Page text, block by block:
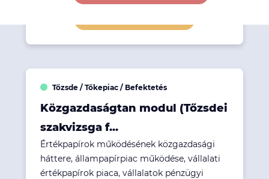
Tőzsde / Tőkepiac / Befektetés
Közgazdaságtan modul (Tőzsdei
szakvizsga f...
Értékpapírok működésének közgazdasági
háttere, állampapírpiac működése, vállalati
értékpapírok piaca, vállalatok pénzügyi